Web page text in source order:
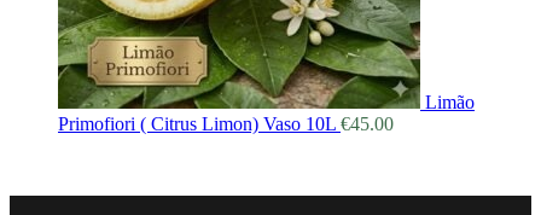
Limão
Primofiori ( Citrus Limon) Vaso 10L €45.00